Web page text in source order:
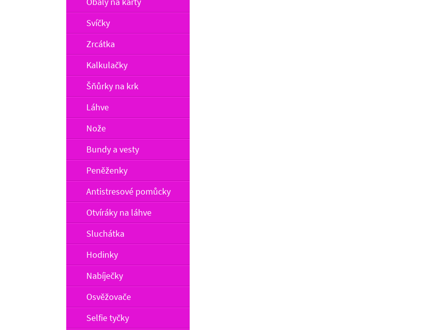
Svíčky
Zrcátka
Kalkulačky
Šňůrky na krk
Láhve
Nože
Bundy a vesty
Peněženky
Antistresové pomůcky
Otvíráky na láhve
Sluchátka
Hodinky
Nabíječky
Osvěžovače
Selfie tyčky